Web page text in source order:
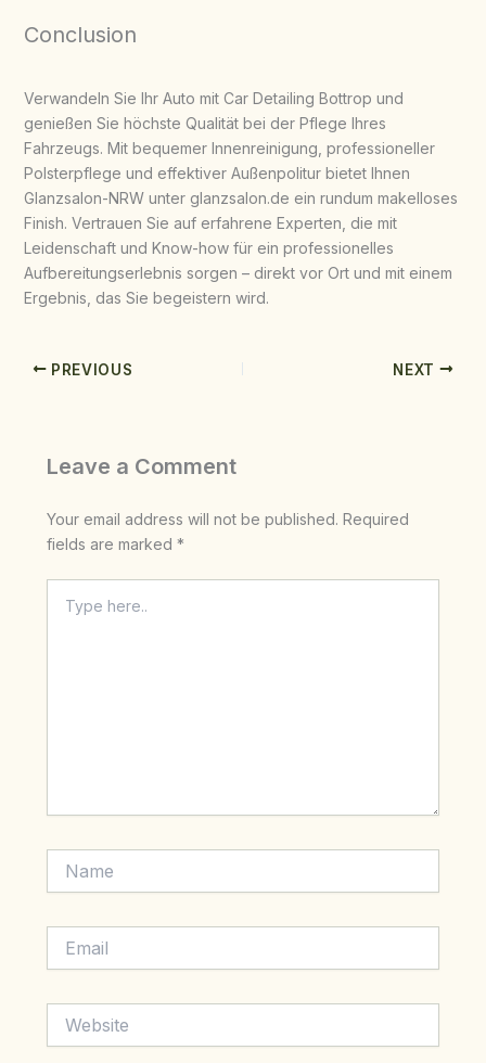
Conclusion
Verwandeln Sie Ihr Auto mit Car Detailing Bottrop und
genießen Sie höchste Qualität bei der Pflege Ihres
Fahrzeugs. Mit bequemer Innenreinigung, professioneller
Polsterpflege und effektiver Außenpolitur bietet Ihnen
Glanzsalon-NRW unter glanzsalon.de ein rundum makelloses
Finish. Vertrauen Sie auf erfahrene Experten, die mit
Leidenschaft und Know-how für ein professionelles
Aufbereitungserlebnis sorgen – direkt vor Ort und mit einem
Ergebnis, das Sie begeistern wird.
PREVIOUS NEXT
Leave a Comment
Your email address will not be published. Required
fields are marked *
here..